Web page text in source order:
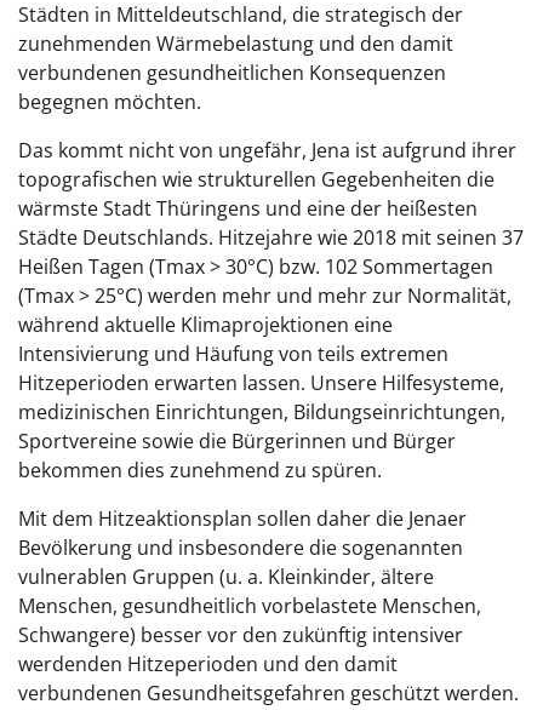
Städten in Mitteldeutschland, die strategisch der
zunehmenden Wärmebelastung und den damit
verbundenen gesundheitlichen Konsequenzen
begegnen möchten.
Das kommt nicht von ungefähr, Jena ist aufgrund ihrer
topografischen wie strukturellen Gegebenheiten die
wärmste Stadt Thüringens und eine der heißesten
Städte Deutschlands. Hitzejahre wie 2018 mit seinen 37
Heißen Tagen (Tmax > 30°C) bzw. 102 Sommertagen
(Tmax > 25°C) werden mehr und mehr zur Normalität,
während aktuelle Klimaprojektionen eine
Intensivierung und Häufung von teils extremen
Hitzeperioden erwarten lassen. Unsere Hilfesysteme,
medizinischen Einrichtungen, Bildungseinrichtungen,
Sportvereine sowie die Bürgerinnen und Bürger
bekommen dies zunehmend zu spüren.
Mit dem Hitzeaktionsplan sollen daher die Jenaer
Bevölkerung und insbesondere die sogenannten
vulnerablen Gruppen (u. a. Kleinkinder, ältere
Menschen, gesundheitlich vorbelastete Menschen,
Schwangere) besser vor den zukünftig intensiver
werdenden Hitzeperioden und den damit
verbundenen Gesundheitsgefahren geschützt werden.